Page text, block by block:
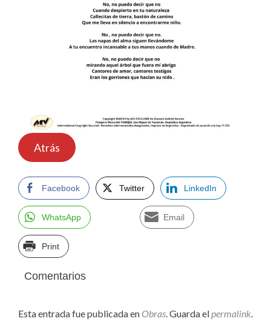
Atrás
Facebook Twitter LinkedIn
WhatsApp Email
Print
Comentarios
Esta entrada fue publicada en Obras. Guarda elpermalink.